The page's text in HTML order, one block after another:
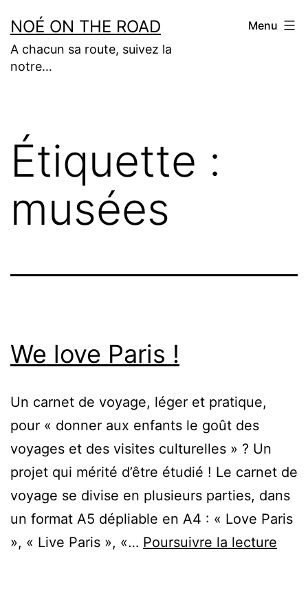
au
contenu
NOÉ ON THE ROAD
A chacun sa route, suivez la
notre…
Menu
Étiquette :
musées
We love Paris !
Un carnet de voyage, léger et pratique,
pour « donner aux enfants le goût des
voyages et des visites culturelles » ? Un
projet qui mérité d’être étudié ! Le carnet de
voyage se divise en plusieurs parties, dans
un format A5 dépliable en A4 : « Love Paris
», « Live Paris », «… Poursuivre la lecture